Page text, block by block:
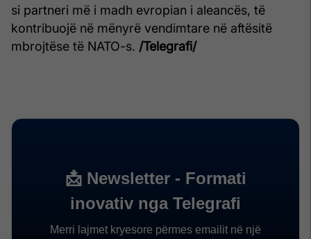
si partneri më i madh evropian i aleancës, të
kontribuojë në mënyrë vendimtare në aftësitë
mbrojtëse të NATO-s. /Telegrafi/